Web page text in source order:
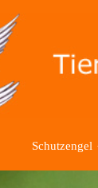
Schutzengel